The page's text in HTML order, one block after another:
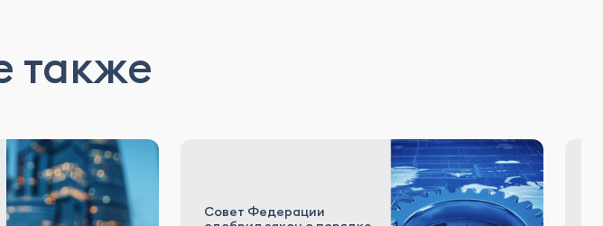
также
Совет Федерации